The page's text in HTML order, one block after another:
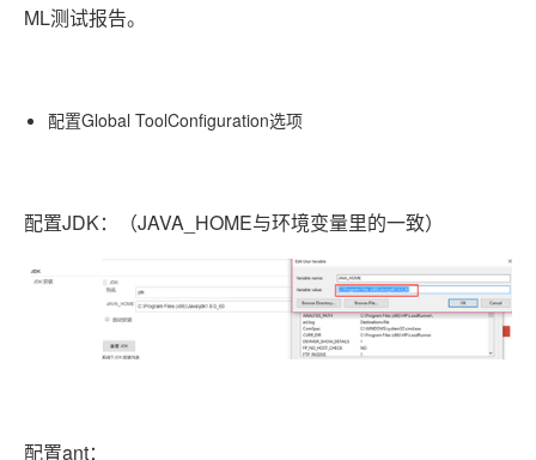
ML测试报告。
配置Global ToolConfiguration选项
配置JDK：（JAVA_HOME与环境变量里的一致）
配置ant：